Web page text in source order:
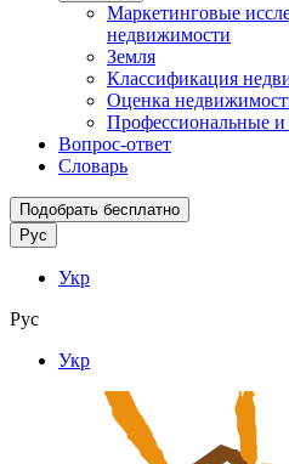
Маркетинговые
недвижимости
Земля
Классификация
Оценка
Профессиональные
Вопрос-ответ
Словарь
Подобрать бесплатно
Рус
Укр
Рус
Укр